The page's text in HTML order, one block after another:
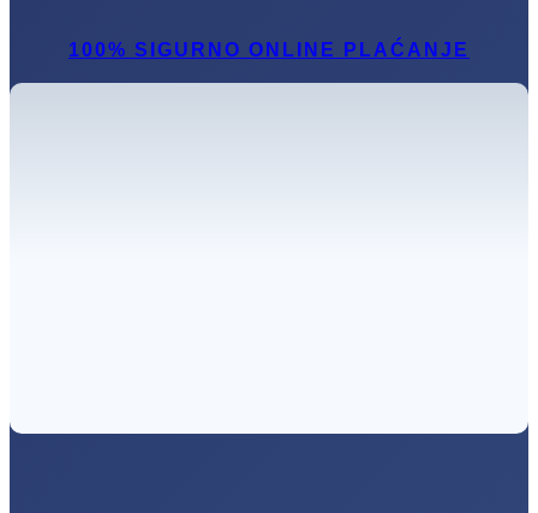
100% SIGURNO ONLINE PLAĆANJE